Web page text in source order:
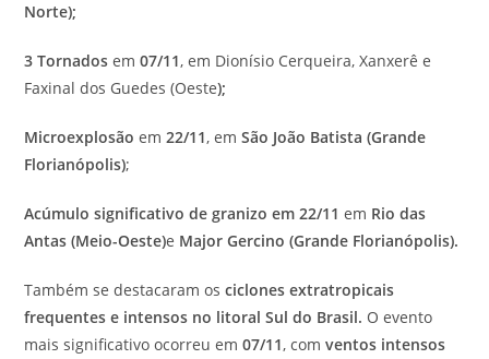
Norte);
3 Tornados em07/11, em Dionísio Cerqueira, Xanxerê e
Faxinal dos Guedes (Oeste);
Microexplosão em22/11, emSão João Batista (Grande
Florianópolis);
Acúmulo significativo de granizo em 22/11em Rio das
Antas (Meio-Oeste)e Major Gercino (Grande Florianópolis).
Também se destacaram osciclones extratropicais
frequentes e intensos no litoral Sul do Brasil. O evento
mais significativo ocorreu em07/11, comventos intensos